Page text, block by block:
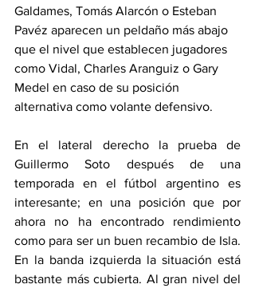
Galdames, Tomás Alarcón o Esteban
Pavéz aparecen un peldaño más abajo
que el nivel que establecen jugadores
como Vidal, Charles Aranguiz o Gary
Medel en caso de su posición
alternativa como volante defensivo.
En el lateral derecho la prueba de
Guillermo Soto después de una
temporada en el fútbol argentino es
interesante; en una posición que por
ahora no ha encontrado rendimiento
como para ser un buen recambio de Isla.
En la banda izquierda la situación está
bastante más cubierta. Al gran nivel del